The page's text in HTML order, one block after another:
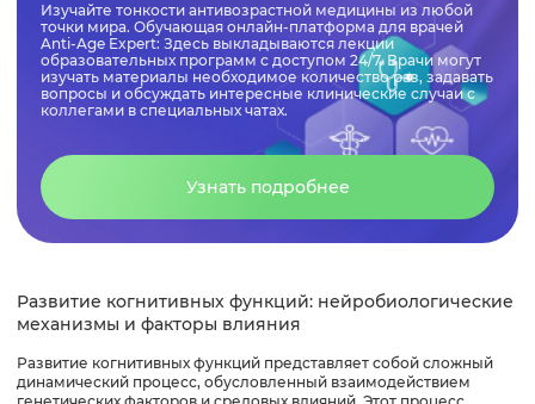
Изучайте тонкости антивозрастной медицины из любой
точки мира. Обучающая онлайн-платформа для врачей
Anti-Age Expert: Здесь выкладываются лекции
образовательных программ с доступом 24/7. Врачи могут
изучать материалы необходимое количество раз, задавать
вопросы и обсуждать интересные клинические случаи с
коллегами в специальных чатах.
Узнать подробнее
Развитие когнитивных функций: нейробиологические
механизмы и факторы влияния
Развитие когнитивных функций представляет собой сложный
динамический процесс, обусловленный взаимодействием